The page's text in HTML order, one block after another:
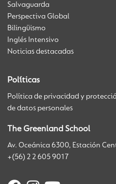
Salvaguarda
Perspectiva Global
Bilingüismo
Inglés Intensivo
Noticias destacadas
Políticas
Política de privacidad y
de datos personales
The Greenland School
Av. Oceánica 6300, Estación
+(56) 2 2 605 9017